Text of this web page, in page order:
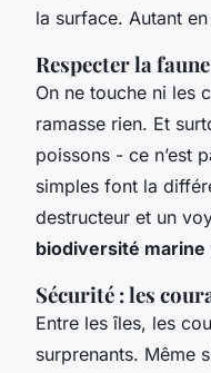
la surface. Autant
Respecter la
On ne touche ni les
ramasse rien. Et
poissons - ce n’est
simples font la
destructeur et un
biodiversité
Sécurité : les
Entre les îles, les
surprenants. Même